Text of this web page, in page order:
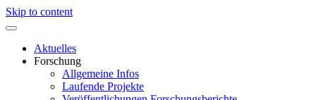
Skip to content
Aktuelles
Forschung
Allgemeine Infos
Laufende Projekte